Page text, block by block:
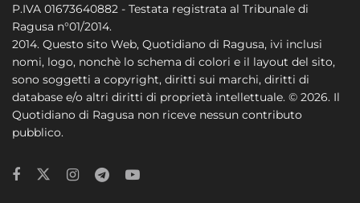
P.IVA 01673640882 - Testata registrata al Tribunale di
Ragusa n°01/2014.
2014. Questo sito Web, Quotidiano di Ragusa, ivi inclusi
nomi, logo, nonchè lo schema di colori e il layout del sito,
sono soggetti a copyright, diritti sui marchi, diritti di
database e/o altri diritti di proprietà intellettuale. © 2026. Il
Quotidiano di Ragusa non riceve nessun contributo
pubblico.